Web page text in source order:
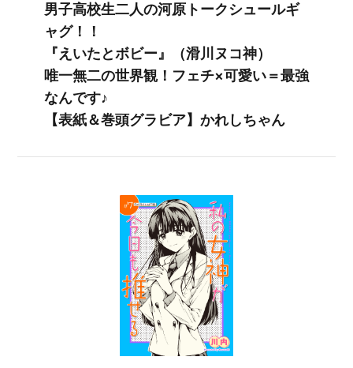
男子高校生二人の河原トークシュールギ
ャグ！！
『えいたとボビー』（滑川ヌコ神）
唯一無二の世界観！フェチ×可愛い＝最強
なんです♪
【表紙＆巻頭グラビア】かれしちゃん